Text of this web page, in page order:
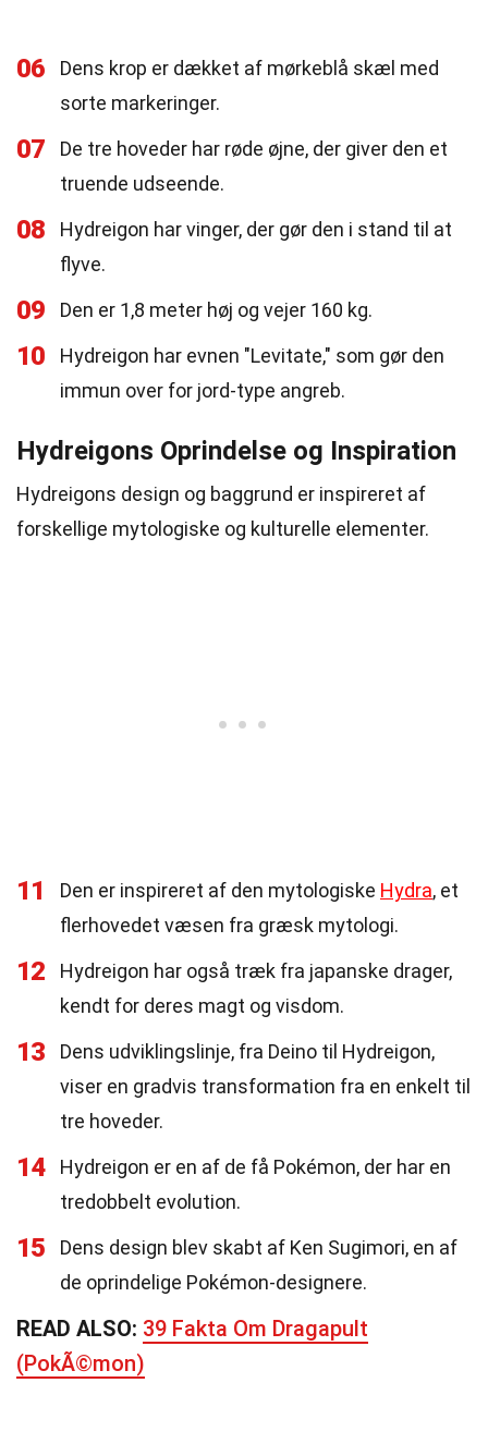
06
Dens krop er dækket af mørkeblå skæl med
sorte markeringer.
07
De tre hoveder har røde øjne, der giver den et
truende udseende.
08
Hydreigon har vinger, der gør den i stand til at
flyve.
09 Den er 1,8 meter høj og vejer 160 kg.
10
Hydreigon har evnen "Levitate," som gør den
immun over for jord-type angreb.
Hydreigons Oprindelse og Inspiration
Hydreigons design og baggrund er inspireret af
forskellige mytologiske og kulturelle elementer.
11 Den er inspireret af den mytologiske Hydra, et
flerhovedet væsen fra græsk mytologi.
12
Hydreigon har også træk fra japanske drager,
kendt for deres magt og visdom.
13
Dens udviklingslinje, fra Deino til Hydreigon,
viser en gradvis transformation fra en enkelt til
tre hoveder.
14
Hydreigon er en af de få Pokémon, der har en
tredobbelt evolution.
15
Dens design blev skabt af Ken Sugimori, en af
de oprindelige Pokémon-designere.
READ ALSO: 39 Fakta Om Dragapult
(PokÃ©mon)